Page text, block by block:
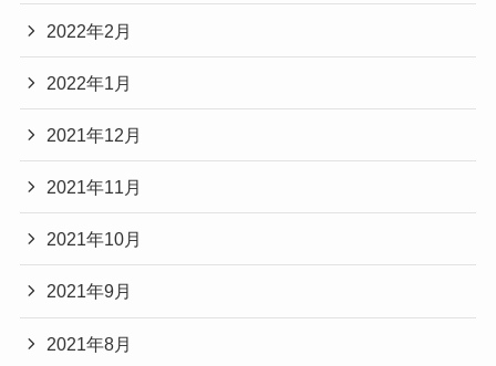
2022年2月
2022年1月
2021年12月
2021年11月
2021年10月
2021年9月
2021年8月